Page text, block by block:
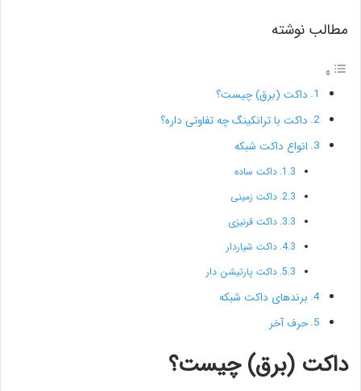
مطالب نوشته
داکت (برق) چیست؟
داکت با ترانکینگ چه تفاوتی داره؟
انواع داکت شبکه
داکت ساده
داکت زمینی
داکت قرنیزی
داکت شیاردار
داکت پارتیشن دار
برندهای داکت شبکه
حرف آخر
داکت (برق) چیست؟